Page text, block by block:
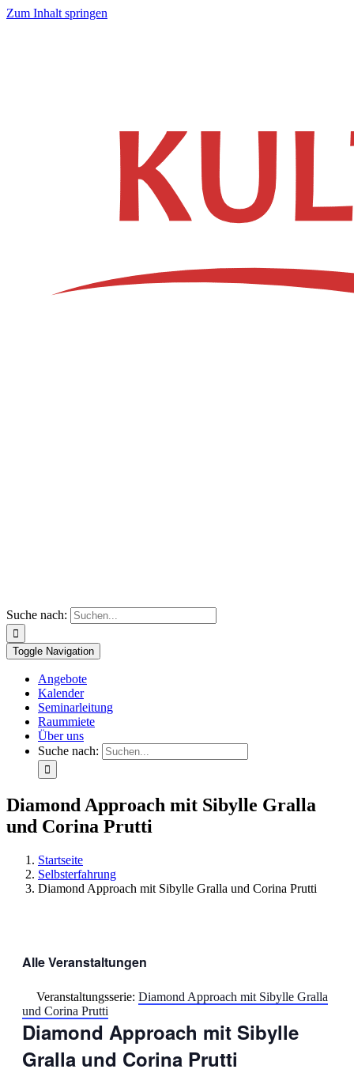
Zum Inhalt springen
Suche nach:
Toggle Navigation
Angebote
Kalender
Seminarleitung
Raummiete
Über uns
Suche nach:
Diamond Approach mit Sibylle Gralla
und Corina Prutti
Startseite
Selbsterfahrung
Diamond Approach mit Sibylle Gralla und Corina Prutti
Alle Veranstaltungen
Veranstaltungsserie: Diamond Approach mit Sibylle Gralla
und Corina Prutti
Diamond Approach mit Sibylle
Gralla und Corina Prutti